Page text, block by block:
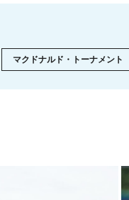
マクドナルド・トーナメント